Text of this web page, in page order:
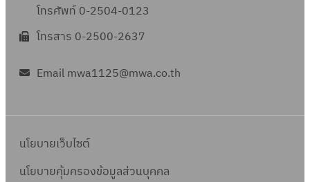
โทรศัพท์ 0-2504-0123
โทรสาร 0-2500-2637
Email mwa1125@mwa.co.th
นโยบายเว็บไซต์
นโยบายคุ้มครองข้อมูลส่วนบุคคล